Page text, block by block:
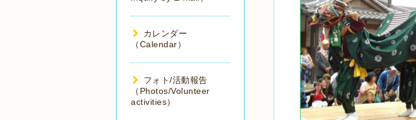
カレンダー
（Calendar）
フォト/活動報告
（Photos/Volunteer
activities）